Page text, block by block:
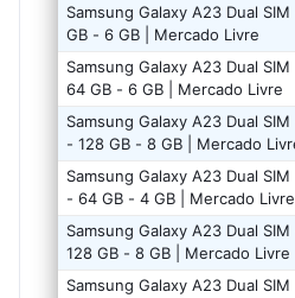
Samsung Galaxy A23 Dual
GB - 6 GB | Mercado Livre
Samsung Galaxy A23 Dual
64 GB - 6 GB | Mercado Livre
Samsung Galaxy A23 Dual
- 128 GB - 8 GB | Mercado
Samsung Galaxy A23 Dual
- 64 GB - 4 GB | Mercado Livre
Samsung Galaxy A23 Dual
128 GB - 8 GB | Mercado Livre
Samsung Galaxy A23 Dual